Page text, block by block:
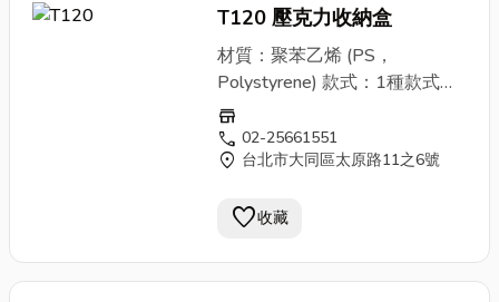
尺寸偶有差異但以現場商品為
主。建議訂購前致電洽詢，或至
門市確認後再購買。 ③因庫存
管控、商品流通頻繁，欲大量購
買建議您先來電洽詢避免向隅。
④商品售價均含稅且本公司依法
開立統一發票，故退換貨請攜帶
當次交易之發票以便於作業。
抗油脂，受到紫外光照射後易變
色。 其商品薄且脆弱，使用上
請避免摔撞。 ②塑膠商品，請
裂並更換。一經售出後，恕不接
受退換貨。 ③本商品非定型成
①影像會因拍攝設備影響，跟商
品實體外觀與色澤有差異，敬請
見諒。 ②商品會因原物料、廠
商製造品質管控等影響，外觀與
T120 壓克力收納盒
材質：聚苯乙烯 (PS，
Polystyrene) 款式：1種款式、
1種顏色(粉色) 規格與售價： ▶
３格 尺寸：外徑寬24x高8x
側8 cm 每格寬7.4x高
個280元 商品說明： ①聚苯乙
脆，無色透明。易被強酸、強
store
call 02-25661551
location_on 台北市大同區太原路11之6號
favorite收藏